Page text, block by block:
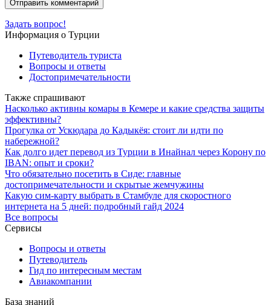
Задать вопрос!
Информация о Турции
Путеводитель туриста
Вопросы и ответы
Достопримечательности
Также спрашивают
Насколько активны комары в Кемере и какие средства защиты
эффективны?
Прогулка от Ускюдара до Кадыкёя: стоит ли идти по
набережной?
Как долго идет перевод из Турции в Инайнал через Корону по
IBAN: опыт и сроки?
Что обязательно посетить в Сиде: главные
достопримечательности и скрытые жемчужины
Какую сим-карту выбрать в Стамбуле для скоростного
интернета на 5 дней: подробный гайд 2024
Все вопросы
Сервисы
Вопросы и ответы
Путеводитель
Гид по интересным местам
Авиакомпании
База знаний